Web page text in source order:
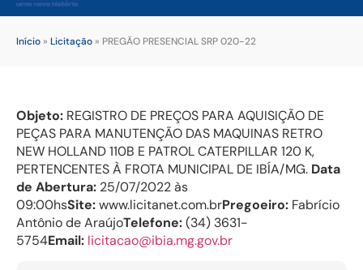
Início » Licitação » PREGÃO PRESENCIAL SRP 020-22
Objeto: REGISTRO DE PREÇOS PARA AQUISIÇÃO DE
PEÇAS PARA MANUTENÇÃO DAS MAQUINAS RETRO
NEW HOLLAND 110B E PATROL CATERPILLAR 120 K,
PERTENCENTES À FROTA MUNICIPAL DE IBÍA/MG. Data
de Abertura: 25/07/2022 às
09:00hsSite:www.licitanet.com.brPregoeiro: Fabrício
Antônio de AraújoTelefone:(34) 3631-
5754Email: licitacao@ibia.mg.gov.br